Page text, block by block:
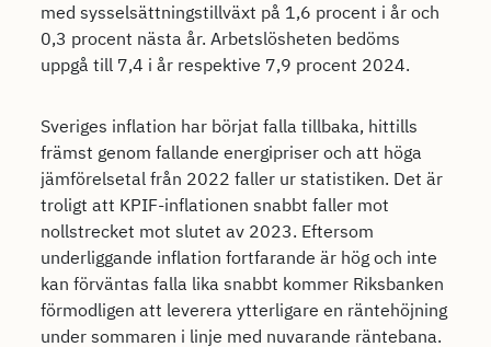
med sysselsättningstillväxt på 1,6 procent i år och
0,3 procent nästa år. Arbetslösheten bedöms
uppgå till 7,4 i år respektive 7,9 procent 2024.
Sveriges inflation har börjat falla tillbaka, hittills
främst genom fallande energipriser och att höga
jämförelsetal från 2022 faller ur statistiken. Det är
troligt att KPIF-inflationen snabbt faller mot
nollstrecket mot slutet av 2023. Eftersom
underliggande inflation fortfarande är hög och inte
kan förväntas falla lika snabbt kommer Riksbanken
förmodligen att leverera ytterligare en räntehöjning
under sommaren i linje med nuvarande räntebana.